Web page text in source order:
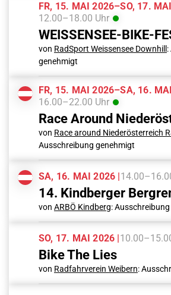
FR, 15. MAI 2026–SO, 17. MAI
12.00–18.00 Uhr
WEISSENSEE-BIKE-
von RadSport Weissensee Downhill
genehmigt
FR, 15. MAI 2026–SA, 16. MAI
16.00–22.00 Uhr
Race Around
von Race around Niederösterreich
Ausschreibung genehmigt
SA, 16. MAI 2026 |
14. Kindberger
von ARBÖ Kindberg:
SO, 17. MAI 2026 |
Bike The Lies
von Radfahrverein Weibern: